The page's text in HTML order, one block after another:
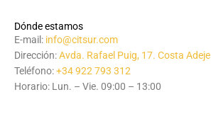
Dónde estamos
E-mail: info@citsur.com
Dirección:Avda. Rafael Puig, 17. Costa Adeje
Teléfono:+34 922 793 312
Horario: Lun. – Vie. 09:00 – 13:00